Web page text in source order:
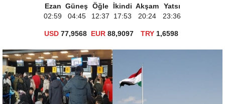
Ezan Güneş Öğle İkindi Akşam
Yatsı
02:59
04:45 12:37 17:53 20:24 23:36
USD 77,9568 EUR 88,9097 TRY1,6598